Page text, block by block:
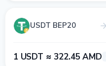
USDT BEP20
1 USDT ≈ 322.45 AMD